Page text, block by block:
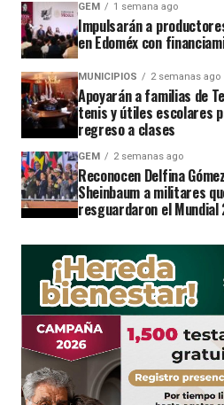
GEM 1 semana ago
Impulsarán a
en Edoméx con
MUNICIPIOS 2 semanas ago
Apoyarán a familias de
tenis y útiles escolares
regreso a clases
GEM 2 semanas ago
Reconocen Delfina
Sheinbaum a militares
resguardaron el Mundial